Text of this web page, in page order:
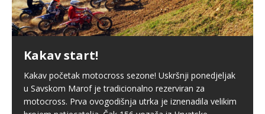
Kakav start!
Kakav početak motocross sezone! Uskršnji ponedjeljak
u Savskom Marof je tradicionalno rezerviran za
motocross. Prva ovogodišnja utrka je iznenadila velikim